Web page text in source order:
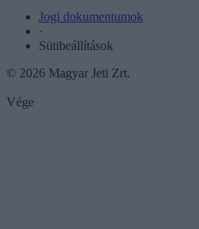
Jogi dokumentumok
·
Sütibeállítások
© 2026 Magyar Jeti Zrt.
Vége